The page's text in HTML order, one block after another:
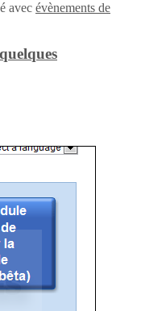
avec évènements de